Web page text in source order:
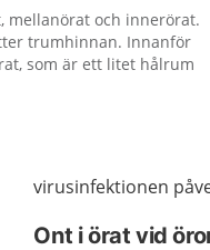
mellanörat och innerörat.
trumhinnan. Innanför
som är ett litet hålrum
virusinfektionen
Ont i örat vid